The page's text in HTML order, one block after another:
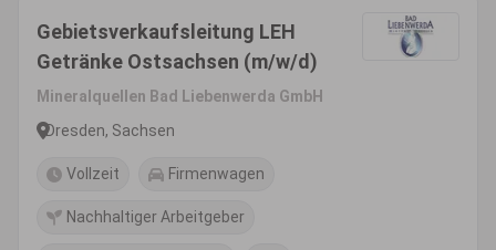
Gebietsverkaufsleitung LEH
Getränke Ostsachsen (m/w/d)
Mineralquellen Bad Liebenwerda GmbH
Dresden, Sachsen
Vollzeit Firmenwagen
Nachhaltiger Arbeitgeber